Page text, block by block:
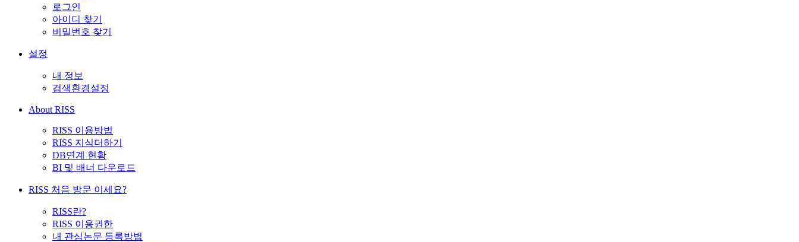
로그인
아이디 찾기
비밀번호 찾기
설정
내 정보
검색환경설정
About RISS
RISS 이용방법
RISS 지식더하기
DB연계 현황
BI 및 배너 다운로드
RISS 처음 방문 이세요?
RISS란?
RISS 이용권한
내 관심논문 등록방법